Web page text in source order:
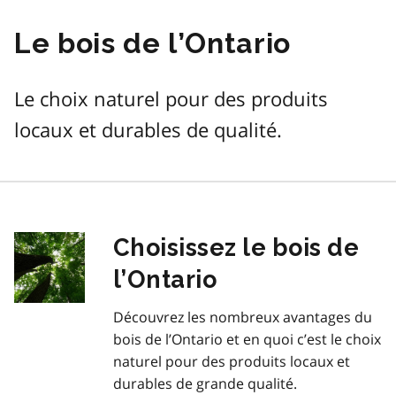
Le bois de l’Ontario
Le choix naturel pour des produits
locaux et durables de qualité.
Choisissez le bois de
l’Ontario
Découvrez les nombreux avantages du
bois de l’Ontario et en quoi c’est le choix
naturel pour des produits locaux et
durables de grande qualité.